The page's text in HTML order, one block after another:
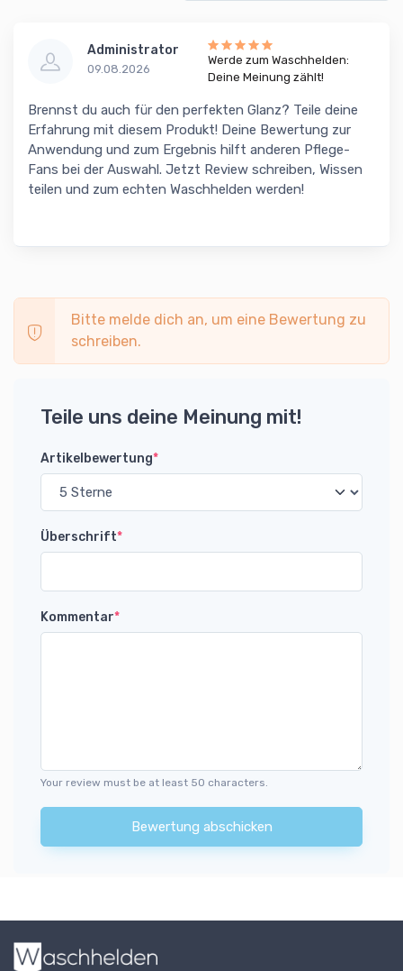
Administrator
09.08.2026
Werde zum Waschhelden:
Deine Meinung zählt!
Brennst du auch für den perfekten Glanz? Teile deine
Erfahrung mit diesem Produkt! Deine Bewertung zur
Anwendung und zum Ergebnis hilft anderen Pflege-
Fans bei der Auswahl. Jetzt Review schreiben, Wissen
teilen und zum echten Waschhelden werden!
Bitte melde dich an, um eine Bewertung zu
schreiben.
Teile uns deine Meinung mit!
Artikelbewertung*
Überschrift*
Kommentar*
Your review must be at least 50 characters.
Bewertung abschicken